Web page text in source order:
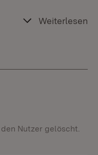
Weiterlesen
Nutzer gelöscht.